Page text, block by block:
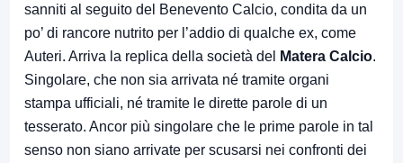
sanniti al seguito del Benevento Calcio, condita da un
po’ di rancore nutrito per l’addio di qualche ex, come
Auteri. Arriva la replica della società del
Matera Calcio.
Singolare, che non sia arrivata né tramite organi
stampa ufficiali, né tramite le dirette parole di un
tesserato. Ancor più singolare che le prime parole in tal
senso non siano arrivate per scusarsi nei confronti dei